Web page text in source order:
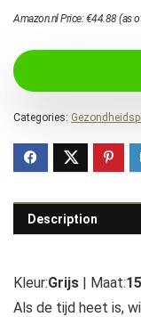
Amazon.nl Price:€44.88(as
Categories:
Description
Kleur:Grijs | Maat:
Als de tijd heet is,